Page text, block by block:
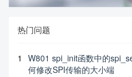
热门问题
1
W801 spi_init函数中的
何修改SPI传输的大小端